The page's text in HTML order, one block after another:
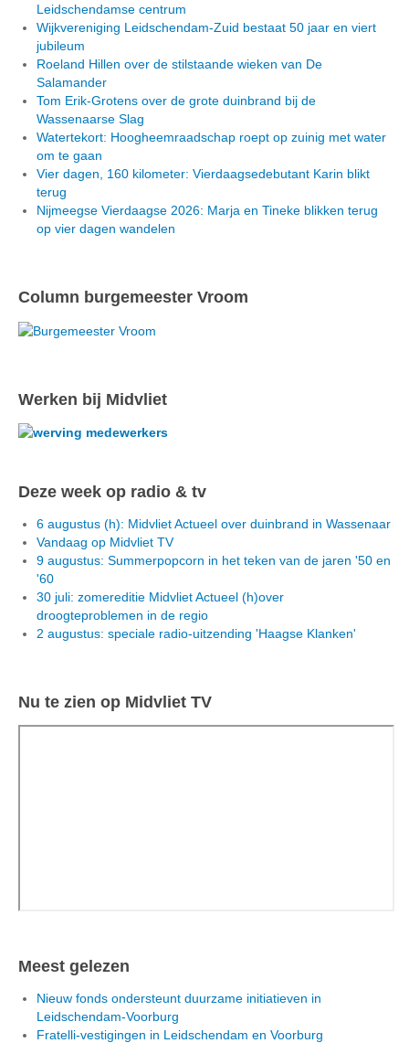
Leidschendamse centrum
Wijkvereniging Leidschendam-Zuid bestaat 50 jaar en viert
jubileum
Roeland Hillen over de stilstaande wieken van De
Salamander
Tom Erik-Grotens over de grote duinbrand bij de
Wassenaarse Slag
Watertekort: Hoogheemraadschap roept op zuinig met water
om te gaan
Vier dagen, 160 kilometer: Vierdaagsedebutant Karin blikt
terug
Nijmeegse Vierdaagse 2026: Marja en Tineke blikken terug
op vier dagen wandelen
Column burgemeester Vroom
Werken bij Midvliet
Deze week op radio & tv
6 augustus (h): Midvliet Actueel over duinbrand in Wassenaar
Vandaag op Midvliet TV
9 augustus: Summerpopcorn in het teken van de jaren '50 en
'60
30 juli: zomereditie Midvliet Actueel (h)over
droogteproblemen in de regio
2 augustus: speciale radio-uitzending 'Haagse Klanken'
Nu te zien op Midvliet TV
Meest gelezen
Nieuw fonds ondersteunt duurzame initiatieven in
Leidschendam-Voorburg
Fratelli-vestigingen in Leidschendam en Voorburg